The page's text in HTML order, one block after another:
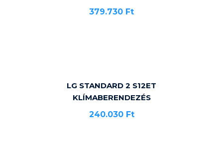
379.730 Ft
LG STANDARD 2 S12ET
KLÍMABERENDEZÉS
240.030 Ft